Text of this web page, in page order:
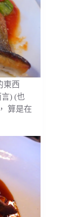
東西
) (也
算是在